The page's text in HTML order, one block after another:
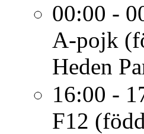
00:00 -
A-pojk
Heden
16:00 -
F12